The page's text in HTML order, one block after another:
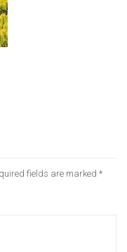
fields are marked *